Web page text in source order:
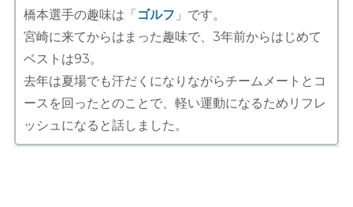
橋本選手の趣味は「ゴルフ 」です。
宮崎に来てからはまった趣味で、3年前からはじめて
ベストは93。
去年は夏場でも汗だくになりながらチームメートとコ
ースを回ったとのことで、軽い運動になるためリフレ
ッシュになると話しました。